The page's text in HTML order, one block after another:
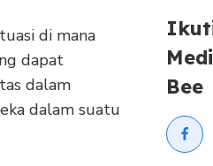
di mana
dapat
dalam
dalam suatu
Bee